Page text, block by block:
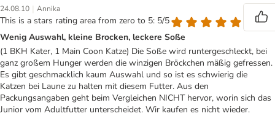
24.08.10 | Annika
This is a stars rating area from zero to 5: 5/5
Wenig Auswahl, kleine Brocken, leckere Soße
(1 BKH Kater, 1 Main Coon Katze) Die Soße wird runtergeschleckt, bei
ganz großem Hunger werden die winzigen Bröckchen mäßig gefressen.
Es gibt geschmacklich kaum Auswahl und so ist es schwierig die
Katzen bei Laune zu halten mit diesem Futter. Aus den
Packungsangaben geht beim Vergleichen NICHT hervor, worin sich das
Junior vom Adultfutter unterscheidet. Wir kaufen es nicht wieder.